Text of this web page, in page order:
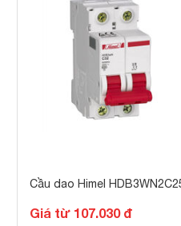
Cầu dao Himel
Giá từ 107.030 đ